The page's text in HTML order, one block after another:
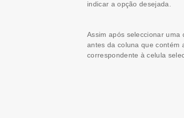
indicar a opção desejada.
Assim após seleccionar
antes da coluna que contém
correspondente à celula